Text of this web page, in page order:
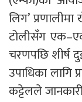
लिग’
टोलीसँग
चरणपछि शीर्ष
उपाधिका लागि
कट्टेलले